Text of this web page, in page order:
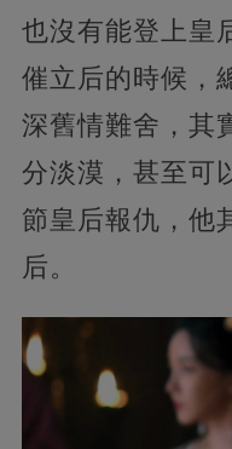
也沒有能登上皇
催立后的時候，
深舊情難舍，其
分淡漠，甚至可
節皇后報仇，他
后。